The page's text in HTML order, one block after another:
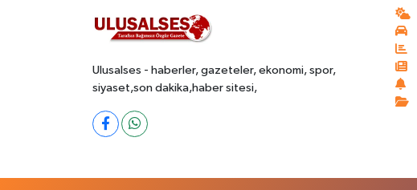
Ulusalses - haberler, gazeteler, ekonomi, spor,
siyaset,son dakika,haber sitesi,